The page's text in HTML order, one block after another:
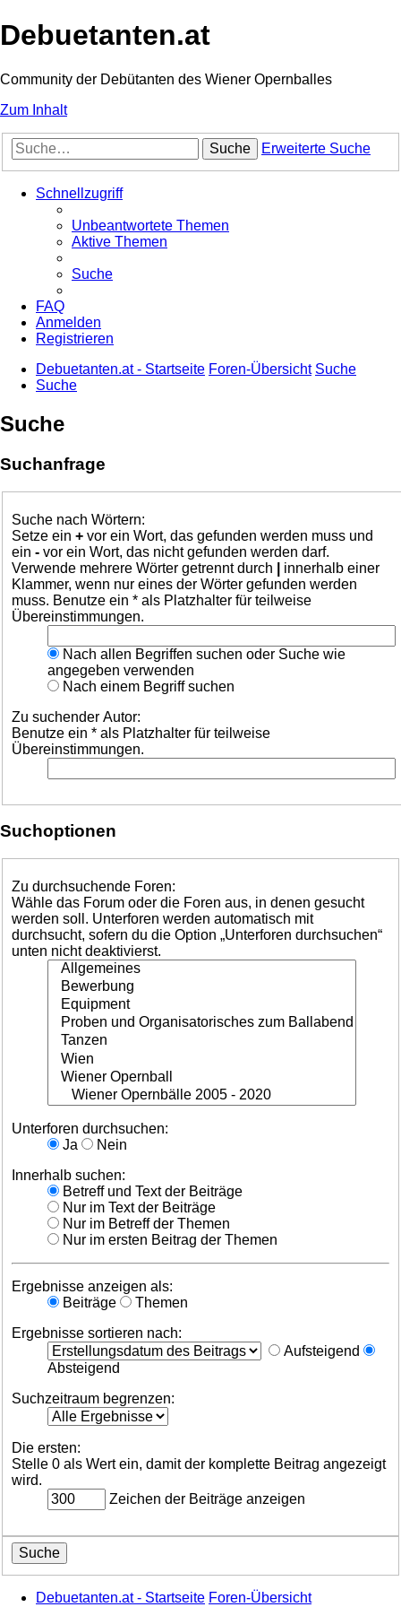
Debuetanten.at
Community der Debütanten des Wiener Opernballes
Zum Inhalt
Suche Erweiterte Suche
Schnellzugriff
Unbeantwortete Themen
Aktive Themen
Suche
FAQ
Anmelden
Registrieren
Debuetanten.at - Startseite Foren-Übersicht Suche
Suche
Suche
Suchanfrage
Suche nach Wörtern:
Setze ein + vor ein Wort, das gefunden werden muss und
ein - vor ein Wort, das nicht gefunden werden darf.
Verwende mehrere Wörter getrennt durch
innerhalb einer
Klammer, wenn nur eines der Wörter gefunden werden
muss. Benutze ein * als Platzhalter für teilweise
Übereinstimmungen.
Nach allen Begriffen suchen oder Suche wie
angegeben verwenden
Nach einem Begriff suchen
Zu suchender Autor:
Benutze ein * als Platzhalter für teilweise
Übereinstimmungen.
Suchoptionen
Zu durchsuchende Foren:
Wähle das Forum oder die Foren aus, in denen gesucht
werden soll. Unterforen werden automatisch mit
durchsucht, sofern du die Option „Unterforen durchsuchen“
unten nicht deaktivierst.
Unterforen durchsuchen:
Ja
Nein
Innerhalb suchen:
Betreff und Text der Beiträge
Nur im Text der Beiträge
Nur im Betreff der Themen
Nur im ersten Beitrag der Themen
Ergebnisse anzeigen als:
Beiträge
Themen
Ergebnisse sortieren nach:
Aufsteigend
Absteigend
Suchzeitraum begrenzen:
Die ersten:
Stelle 0 als Wert ein, damit der komplette Beitrag angezeigt
wird.
Zeichen der Beiträge anzeigen
Debuetanten.at - Startseite Foren-Übersicht